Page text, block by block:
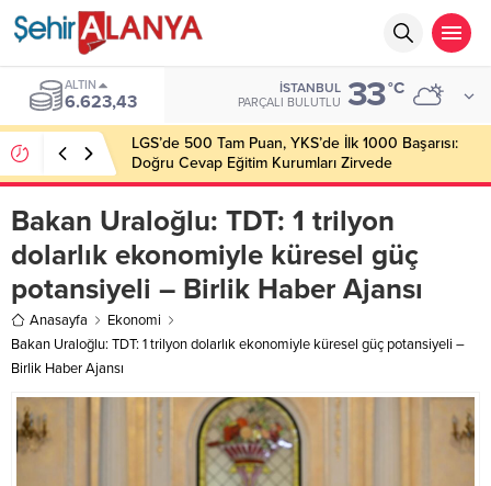
ALTIN
6.623,43
İSTANBUL
PARÇALI BULUTLU 33°C
LGS’de 500 Tam Puan, YKS’de İlk 1000 Başarısı:
Doğru Cevap Eğitim Kurumları Zirvede
Bakan Uraloğlu: TDT: 1 trilyon
dolarlık ekonomiyle küresel güç
potansiyeli – Birlik Haber Ajansı
Anasayfa
Ekonomi
Bakan Uraloğlu: TDT: 1 trilyon dolarlık ekonomiyle küresel güç potansiyeli –
Birlik Haber Ajansı